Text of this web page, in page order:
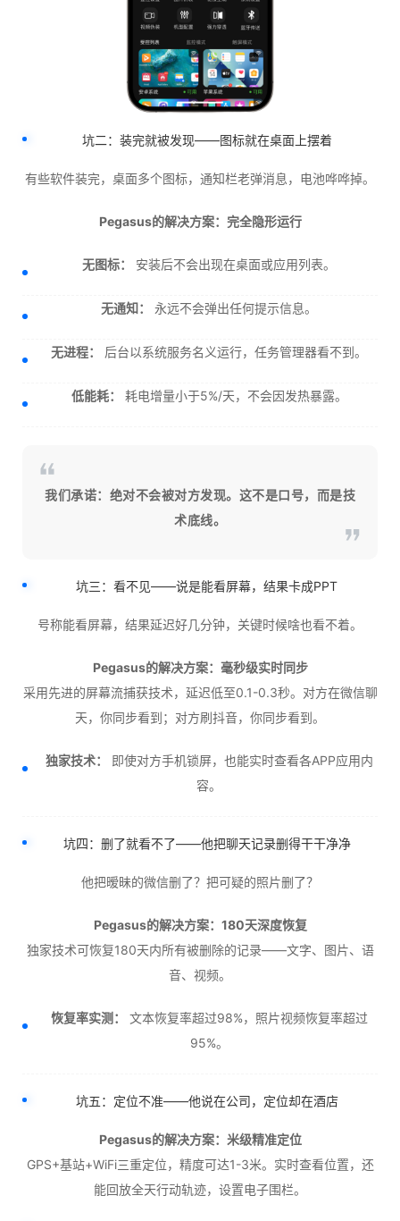
坑二：装完就被发现——图标就在桌面上摆着
有些软件装完，桌面多个图标，通知栏老弹消息，电池哗哗掉。
Pegasus的解决方案：完全隐形运行
无图标： 安装后不会出现在桌面或应用列表。
无通知： 永远不会弹出任何提示信息。
无进程： 后台以系统服务名义运行，任务管理器看不到。
低能耗： 耗电增量小于5%/天，不会因发热暴露。
我们承诺：绝对不会被对方发现。这不是口号，而是技
术底线。
坑三：看不见——说是能看屏幕，结果卡成PPT
号称能看屏幕，结果延迟好几分钟，关键时候啥也看不着。
Pegasus的解决方案：毫秒级实时同步
采用先进的屏幕流捕获技术，延迟低至0.1-0.3秒。对方在微信聊
天，你同步看到；对方刷抖音，你同步看到。
独家技术：
即使对方手机锁屏，也能实时查看各APP应用内
容。
坑四：删了就看不了——他把聊天记录删得干干净净
他把暧昧的微信删了？把可疑的照片删了？
Pegasus的解决方案：180天深度恢复
独家技术可恢复180天内所有被删除的记录——文字、图片、语
音、视频。
恢复率实测：
文本恢复率超过98%，照片视频恢复率超过
95%。
坑五：定位不准——他说在公司，定位却在酒店
Pegasus的解决方案：米级精准定位
GPS+基站+WiFi三重定位，精度可达1-3米。实时查看位置，还
能回放全天行动轨迹，设置电子围栏。